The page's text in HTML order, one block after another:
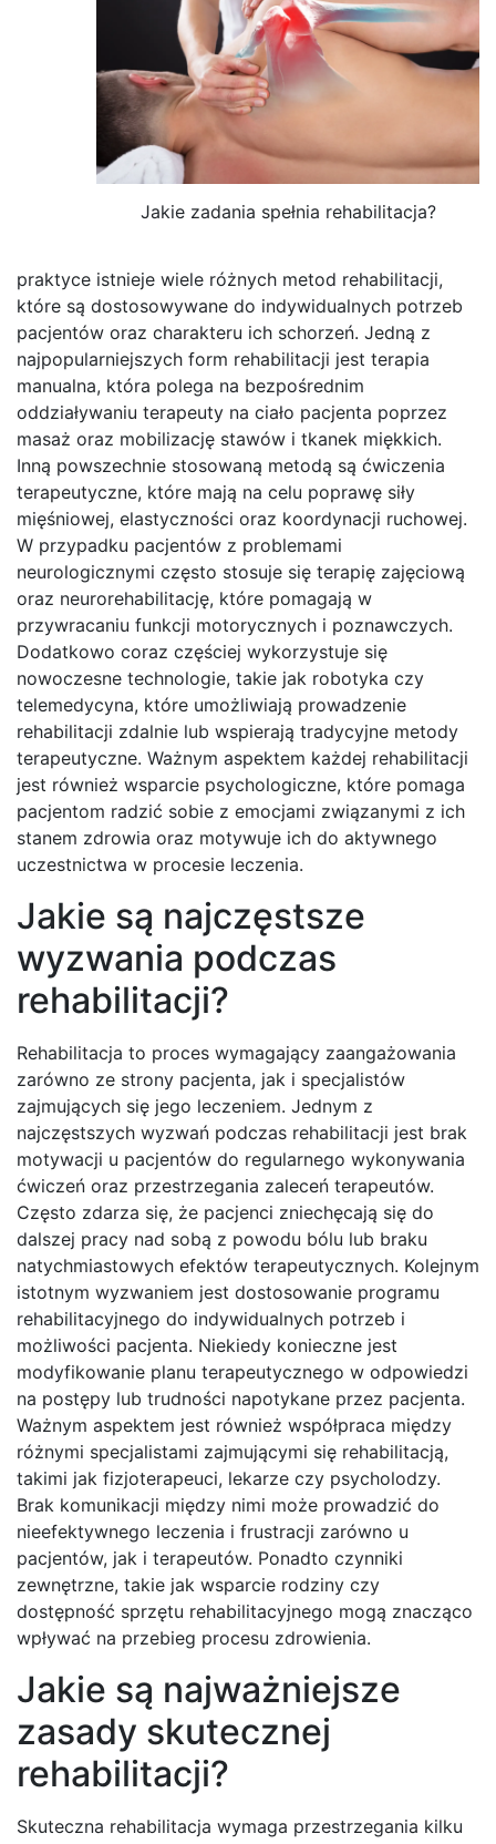
Jakie zadania spełnia rehabilitacja?
praktyce istnieje wiele różnych metod rehabilitacji,
które są dostosowywane do indywidualnych potrzeb
pacjentów oraz charakteru ich schorzeń. Jedną z
najpopularniejszych form rehabilitacji jest terapia
manualna, która polega na bezpośrednim
oddziaływaniu terapeuty na ciało pacjenta poprzez
masaż oraz mobilizację stawów i tkanek miękkich.
Inną powszechnie stosowaną metodą są ćwiczenia
terapeutyczne, które mają na celu poprawę siły
mięśniowej, elastyczności oraz koordynacji ruchowej.
W przypadku pacjentów z problemami
neurologicznymi często stosuje się terapię zajęciową
oraz neurorehabilitację, które pomagają w
przywracaniu funkcji motorycznych i poznawczych.
Dodatkowo coraz częściej wykorzystuje się
nowoczesne technologie, takie jak robotyka czy
telemedycyna, które umożliwiają prowadzenie
rehabilitacji zdalnie lub wspierają tradycyjne metody
terapeutyczne. Ważnym aspektem każdej rehabilitacji
jest również wsparcie psychologiczne, które pomaga
pacjentom radzić sobie z emocjami związanymi z ich
stanem zdrowia oraz motywuje ich do aktywnego
uczestnictwa w procesie leczenia.
Jakie są najczęstsze
wyzwania podczas
rehabilitacji?
Rehabilitacja to proces wymagający zaangażowania
zarówno ze strony pacjenta, jak i specjalistów
zajmujących się jego leczeniem. Jednym z
najczęstszych wyzwań podczas rehabilitacji jest brak
motywacji u pacjentów do regularnego wykonywania
ćwiczeń oraz przestrzegania zaleceń terapeutów.
Często zdarza się, że pacjenci zniechęcają się do
dalszej pracy nad sobą z powodu bólu lub braku
natychmiastowych efektów terapeutycznych. Kolejnym
istotnym wyzwaniem jest dostosowanie programu
rehabilitacyjnego do indywidualnych potrzeb i
możliwości pacjenta. Niekiedy konieczne jest
modyfikowanie planu terapeutycznego w odpowiedzi
na postępy lub trudności napotykane przez pacjenta.
Ważnym aspektem jest również współpraca między
różnymi specjalistami zajmującymi się rehabilitacją,
takimi jak fizjoterapeuci, lekarze czy psycholodzy.
Brak komunikacji między nimi może prowadzić do
nieefektywnego leczenia i frustracji zarówno u
pacjentów, jak i terapeutów. Ponadto czynniki
zewnętrzne, takie jak wsparcie rodziny czy
dostępność sprzętu rehabilitacyjnego mogą znacząco
wpływać na przebieg procesu zdrowienia.
Jakie są najważniejsze
zasady skutecznej
rehabilitacji?
Skuteczna rehabilitacja wymaga przestrzegania kilku